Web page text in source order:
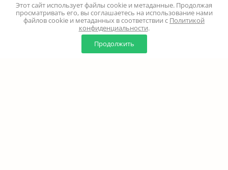
0
Корзина
Этот сайт использует файлы cookie и метаданные. Продолжая
просматривать его, вы соглашаетесь на использование нами
файлов cookie и метаданных в соответствии с Политикой
конфиденциальности.
Продолжить